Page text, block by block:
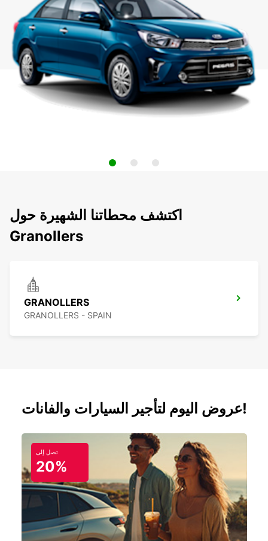
اكتشف محطاتنا الشهيرة حول
Granollers
GRANOLLERS
GRANOLLERS - SPAIN
عروض اليوم لتأجير السيارات والفانات!
تصل إلى
20%